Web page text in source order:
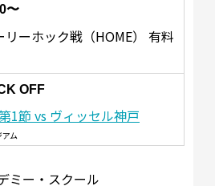
〜
ーホック戦（HOME） 有料
OFF
1節 vs ヴィッセル神戸
ム
ミー・スクール